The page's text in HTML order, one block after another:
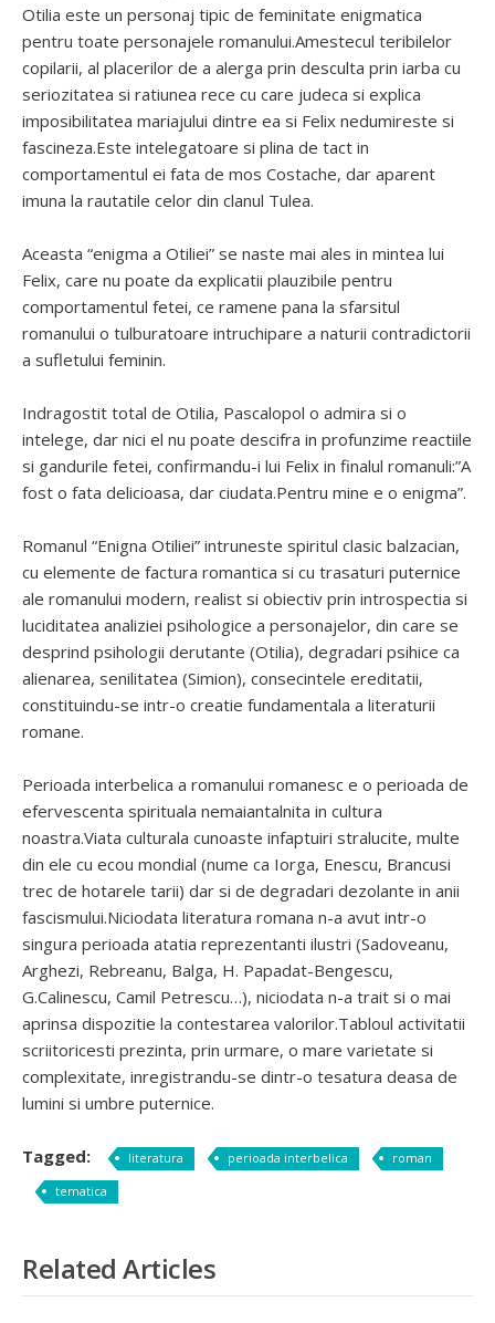
Otilia este un personaj tipic de feminitate enigmatica
pentru toate personajele romanului.Amestecul teribilelor
copilarii, al placerilor de a alerga prin desculta prin iarba cu
seriozitatea si ratiunea rece cu care judeca si explica
imposibilitatea mariajului dintre ea si Felix nedumireste si
fascineza.Este intelegatoare si plina de tact in
comportamentul ei fata de mos Costache, dar aparent
imuna la rautatile celor din clanul Tulea.
Aceasta “enigma a Otiliei” se naste mai ales in mintea lui
Felix, care nu poate da explicatii plauzibile pentru
comportamentul fetei, ce ramene pana la sfarsitul
romanului o tulburatoare intruchipare a naturii contradictorii
a sufletului feminin.
Indragostit total de Otilia, Pascalopol o admira si o
intelege, dar nici el nu poate descifra in profunzime reactiile
si gandurile fetei, confirmandu-i lui Felix in finalul romanuli:”A
fost o fata delicioasa, dar ciudata.Pentru mine e o enigma”.
Romanul “Enigna Otiliei” intruneste spiritul clasic balzacian,
cu elemente de factura romantica si cu trasaturi puternice
ale romanului modern, realist si obiectiv prin introspectia si
luciditatea analiziei psihologice a personajelor, din care se
desprind psihologii derutante (Otilia), degradari psihice ca
alienarea, senilitatea (Simion), consecintele ereditatii,
constituindu-se intr-o creatie fundamentala a literaturii
romane.
Perioada interbelica a romanului romanesc e o perioada de
efervescenta spirituala nemaiantalnita in cultura
noastra.Viata culturala cunoaste infaptuiri stralucite, multe
din ele cu ecou mondial (nume ca Iorga, Enescu, Brancusi
trec de hotarele tarii) dar si de degradari dezolante in anii
fascismului.Niciodata literatura romana n-a avut intr-o
singura perioada atatia reprezentanti ilustri (Sadoveanu,
Arghezi, Rebreanu, Balga, H. Papadat-Bengescu,
G.Calinescu, Camil Petrescu…), niciodata n-a trait si o mai
aprinsa dispozitie la contestarea valorilor.Tabloul activitatii
scriitoricesti prezinta, prin urmare, o mare varietate si
complexitate, inregistrandu-se dintr-o tesatura deasa de
lumini si umbre puternice.
Tagged: literatura perioada interbelica
roman
tematica
Related Articles